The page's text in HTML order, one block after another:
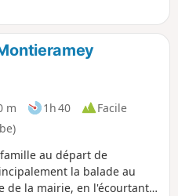
Le
m 1h 40
Facile
au départ de
la balade au
de la mairie, en l'écourtant